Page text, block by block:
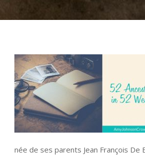
née de ses parents Jean François De